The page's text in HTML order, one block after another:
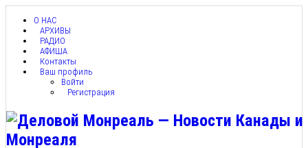
О НАС
АРХИВЫ
РАДИО
АФИША
Контакты
Ваш профиль
Войти
Регистрация